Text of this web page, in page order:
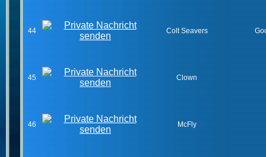
44 Colt Seavers
45 Clown
46 McFly